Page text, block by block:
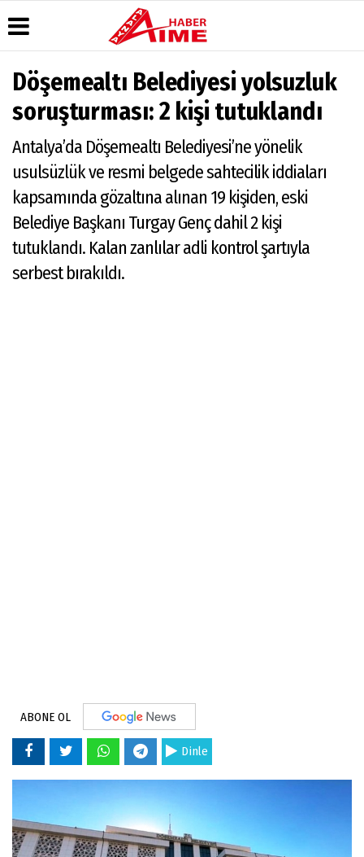
Üye Paneli
Haber
Arşivi
Dergi
Arşivi
Günün
Haberleri
Durumu
Gazete
Manşetleri
Anketler
Biyografiler
Köşe
Yazarları
Video
Galeri
Foto
Galeri
AlanyaTime
TV
Moovit
Gazipaşa
& Antalya
Canlı Uçak
Künye
Döşemealtı Belediyesi yolsuzluk
soruşturması: 2 kişi tutuklandı
Antalya’da Döşemealtı Belediyesi’ne yönelik
usulsüzlük ve resmi belgede sahtecilik iddiaları
kapsamında gözaltına alınan 19 kişiden, eski
Belediye Başkanı Turgay Genç dahil 2 kişi
tutuklandı. Kalan zanlılar adli kontrol şartıyla
serbest bırakıldı.
ABONE OL
Dinle